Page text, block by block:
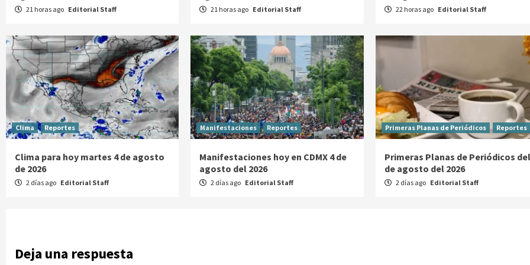
21 horas ago Editorial Staff 21 horas ago Editorial Staff 22 horas ago Editorial Staff
Clima Reportes
Clima para hoy martes 4 de agosto
de 2026
2 días ago Editorial Staff
Manifestaciones Reportes
Manifestaciones hoy en CDMX 4 de
agosto del 2026
2 días ago Editorial Staff
Primeras Planas de Periódicos Reportes
Primeras Planas de Periódicos
de agosto del 2026
2 días ago Editorial Staff
Deja una respuesta